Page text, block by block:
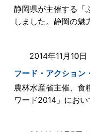
静岡県が主催する「
しました。静岡の魅
2014年11月10
フード・アクション
農林水産省主催、食
ワード2014」にお